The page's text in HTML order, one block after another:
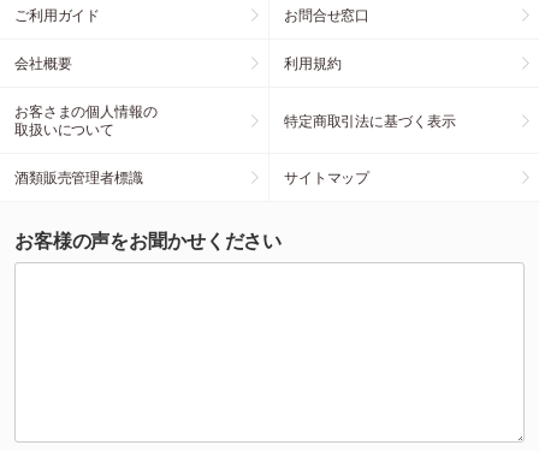
ご利用ガイド お問合せ窓口
会社概要 利用規約
お客さまの個人情報の
取扱いについて
特定商取引法に基づく表示
酒類販売管理者標識 サイトマップ
お客様の声をお聞かせください